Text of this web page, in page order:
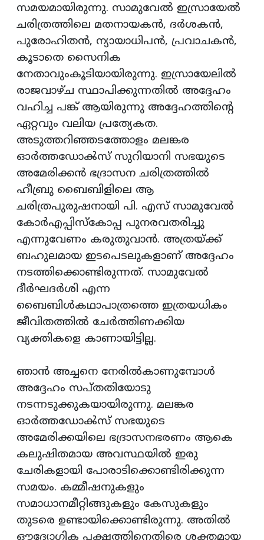
സമയമായിരുന്നു. സാമുവേൽ ഇസ്രായേൽ
ചരിത്രത്തിലെ മതനായകൻ, ദർശകൻ,
പുരോഹിതൻ, ന്യായാധിപൻ, പ്രവാചകൻ,
കൂടാതെ സൈനിക
നേതാവുംകൂടിയായിരുന്നു. ഇസ്രായേലിൽ
രാജവാഴ്ച സ്ഥാപിക്കുന്നതിൽ അദ്ദേഹം
വഹിച്ച പങ്ക് ആയിരുന്നു അദ്ദേഹത്തിന്റെ
ഏറ്റവും വലിയ പ്രത്യേകത.
അടുത്തറിഞ്ഞടത്തോളം മലങ്കര
ഓർത്തഡോൿസ് സുറിയാനി സഭയുടെ
അമേരിക്കൻ ഭദ്രാസന ചരിത്രത്തിൽ
ഹീബ്രു ബൈബിളിലെ ആ
ചരിത്രപുരുഷനായി പി. എസ് സാമുവേൽ
കോർഎപ്പിസ്കോപ്പ പുനരവതരിച്ചു
എന്നുവേണം കരുതുവാൻ. അത്രയ്ക്ക്
ബഹുലമായ ഇടപെടലുകളാണ് അദ്ദേഹം
നടത്തിക്കൊണ്ടിരുന്നത്. സാമുവേൽ
ദീർഘദർശി എന്ന
ബൈബിൾകഥാപാത്രത്തെ ഇത്രയധികം
ജീവിതത്തിൽ ചേർത്തിണക്കിയ
വ്യക്തികളെ കാണായിട്ടില്ല.
ഞാൻ അച്ചനെ നേരിൽകാണുമ്പോൾ
അദ്ദേഹം സപ്തതിയോടു
നടന്നടുക്കുകയായിരുന്നു. മലങ്കര
ഓർത്തഡോൿസ് സഭയുടെ
അമേരിക്കയിലെ ഭദ്രാസനഭരണം ആകെ
കലുഷിതമായ അവസ്ഥയിൽ ഇരു
ചേരികളായി പോരാടിക്കൊണ്ടിരിക്കുന്ന
സമയം. കമ്മീഷനുകളും
സമാധാനമീറ്റിങ്ങുകളും കേസുകളും
തുടരെ ഉണ്ടായിക്കൊണ്ടിരുന്നു. അതിൽ